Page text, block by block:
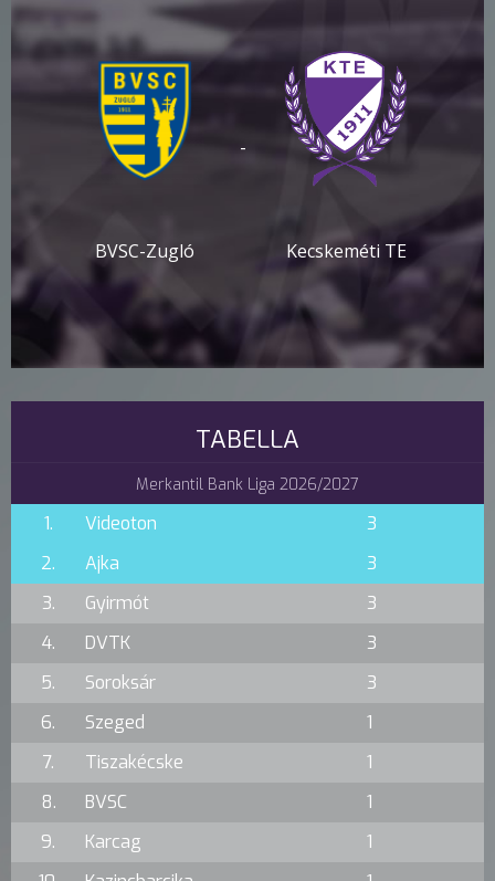
BVSC-Zugló
-
Kecskeméti TE
TABELLA
Merkantil Bank Liga 2026/2027
1. Videoton
3
2.
Ajka
3
3.
Gyirmót
3
4.
DVTK
3
5.
Soroksár
3
6.
Szeged
1
7.
Tiszakécske
1
8.
BVSC
1
9.
Karcag
1